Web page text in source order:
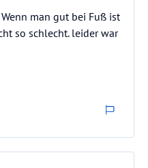
man gut bei Fuß ist
so schlecht. leider war